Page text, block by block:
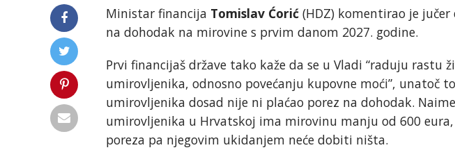
Ministar financija Tomislav Ćorić (HDZ) komentirao je
na dohodak na mirovine s prvim danom 2027. godine.
Prvi financijaš države tako kaže da se u Vladi “raduju rastu
umirovljenika, odnosno povećanju kupovne moći”, unatoč
umirovljenika dosad nije ni plaćao porez na dohodak.
umirovljenika u Hrvatskoj ima mirovinu manju od 600
poreza pa njegovim ukidanjem neće dobiti ništa.